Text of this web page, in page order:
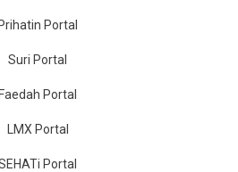
Prihatin Portal
Suri Portal
Faedah Portal
LMX Portal
Portal